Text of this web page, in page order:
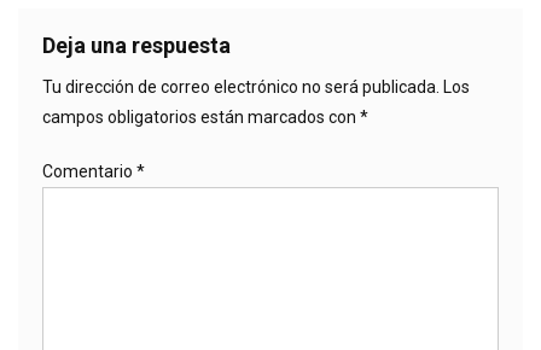
Deja una respuesta
Tu dirección de correo electrónico no será publicada. Los
campos obligatorios están marcados con *
Comentario *